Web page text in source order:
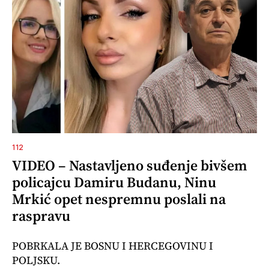
112
VIDEO – Nastavljeno suđenje bivšem
policajcu Damiru Budanu, Ninu
Mrkić opet nespremnu poslali na
raspravu
POBRKALA JE BOSNU I HERCEGOVINU I
POLJSKU.